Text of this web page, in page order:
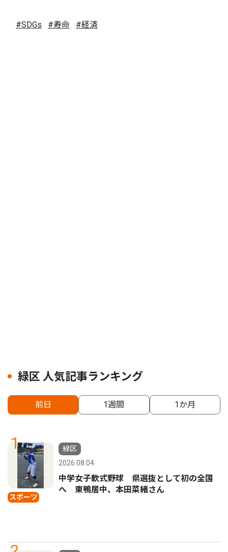
#SDGs #寿命 #経済
緑区 人気記事ランキング
前日 1週間 1か月
1
スポーツ
緑区
2026.08.04
中学女子軟式野球 県選抜として初の全国
へ 東鴨居中、本田菜緒さん